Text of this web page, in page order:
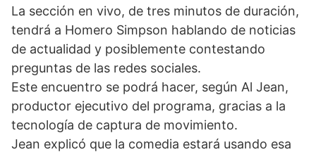
La sección en vivo, de tres minutos de duración,
tendrá a Homero Simpson hablando de noticias
de actualidad y posiblemente contestando
preguntas de las redes sociales.
Este encuentro se podrá hacer, según Al Jean,
productor ejecutivo del programa, gracias a la
tecnología de captura de movimiento.
Jean explicó que la comedia estará usando esa